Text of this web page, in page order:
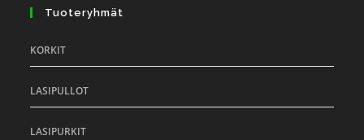
Tuoteryhmät
KORKIT
LASIPULLOT
LASIPURKIT